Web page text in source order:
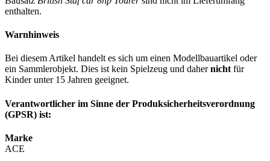
enthalten.
Warnhinweis
Bei diesem Artikel handelt es sich um einen Modellbauartikel oder
ein Sammlerobjekt. Dies ist kein Spielzeug und dahernicht für
Kinder unter 15 Jahren geeignet.
Verantwortlicher im Sinne der Produksicherheitsverordnung
(GPSR) ist:
Marke
ACE